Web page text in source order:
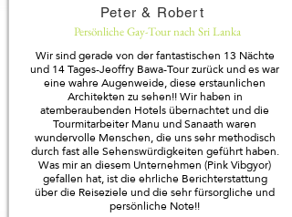
Peter & Robert
Persönliche Gay-Tour nach Sri Lanka
Wir sind gerade von der fantastischen 13 Nächte
und 14 Tages-Jeoffry Bawa-Tour zurück und es war
eine wahre Augenweide, diese erstaunlichen
Architekten zu sehen!! Wir haben in
atemberaubenden Hotels übernachtet und die
Tourmitarbeiter Manu und Sanaath waren
wundervolle Menschen, die uns sehr methodisch
durch fast alle Sehenswürdigkeiten geführt haben.
Was mir an diesem Unternehmen (Pink Vibgyor)
gefallen hat, ist die ehrliche Berichterstattung
über die Reiseziele und die sehr fürsorgliche und
persönliche Note!!